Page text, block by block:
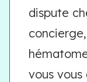
dispute
vous vous